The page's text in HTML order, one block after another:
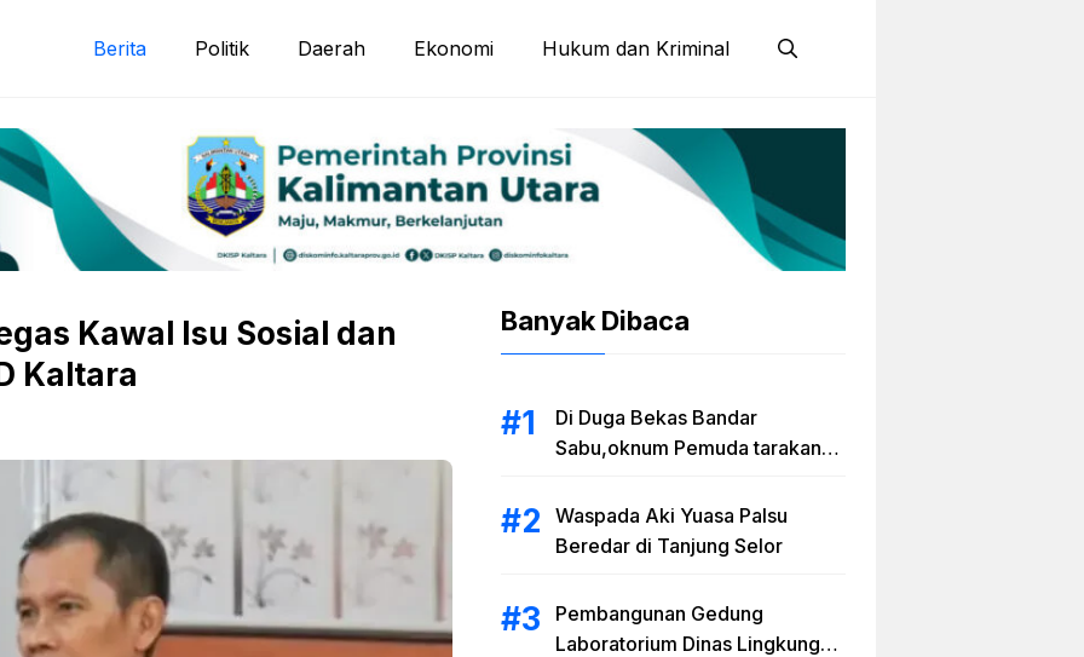
Berita Politik Daerah Ekonomi Hukum dan Kriminal
Kawal Isu Sosial dan
Kaltara
Banyak Dibaca
Di Duga Bekas Bandar
Sabu,oknum Pemuda tarakan
Waspada Aki Yuasa Palsu
Beredar di Tanjung Selor
Pembangunan Gedung
Laboratorium Dinas Lingkungan